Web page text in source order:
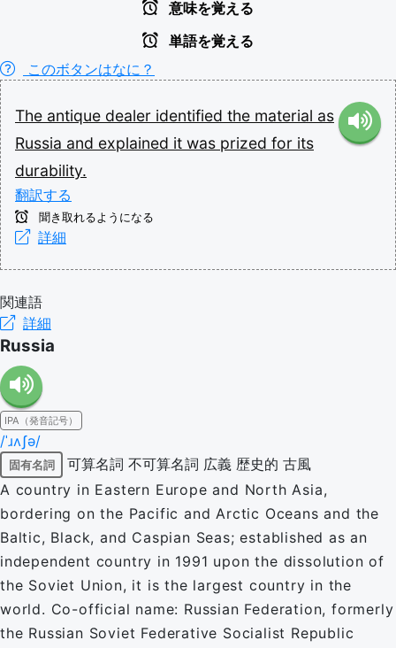
意味を覚える
単語を覚える
このボタンはなに？
The antique dealer identified the material as
Russia and explained it was prized for its
durability.
翻訳する
聞き取れるようになる
詳細
関連語
詳細
Russia
IPA（発音記号）
/ˈɹʌʃə/
固有名詞 可算名詞 不可算名詞 広義 歴史的 古風
A country in Eastern Europe and North Asia,
bordering on the Pacific and Arctic Oceans and the
Baltic, Black, and Caspian Seas; established as an
independent country in 1991 upon the dissolution of
the Soviet Union, it is the largest country in the
world. Co-official name: Russian Federation, formerly
the Russian Soviet Federative Socialist Republic